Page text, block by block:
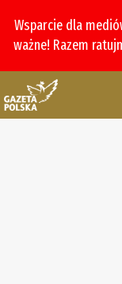
Wsparcie dla
ważne! Razem